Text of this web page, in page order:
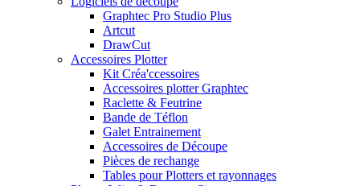
Graphtec Pro Studio Plus
Artcut
DrawCut
Accessoires Plotter
Kit Créa'ccessoires
Accessoires plotter Graphtec
Raclette & Feutrine
Bande de Téflon
Galet Entrainement
Accessoires de Découpe
Pièces de rechange
Tables pour Plotters et rayonnages